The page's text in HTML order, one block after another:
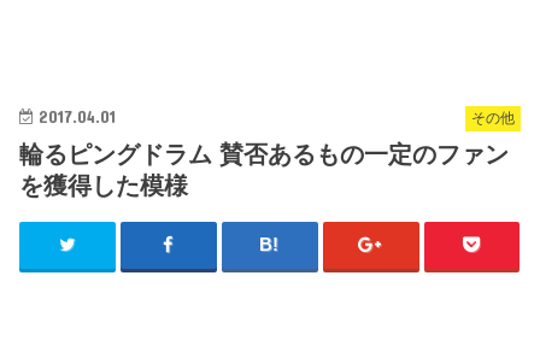
その他
2017.04.01
輪るピングドラム 賛否あるもの一定のファン
を獲得した模様